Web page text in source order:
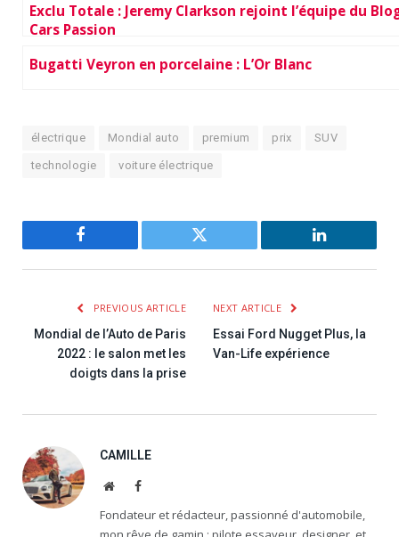
Exclu Totale : Jeremy Clarkson rejoint l’équipe du
Cars Passion
Bugatti Veyron en porcelaine : L’Or Blanc
électrique Mondial auto premium prix SUV
technologie voiture électrique
Facebook Twitter LinkedIn
PREVIOUS ARTICLE
Mondial de l’Auto de Paris
2022 : le salon met les
doigts dans la prise
NEXT ARTICLE
Essai Ford Nugget Plus, la
Van-Life expérience
CAMILLE
WebsiteFacebook
Fondateur et rédacteur, passionné d'automobile,